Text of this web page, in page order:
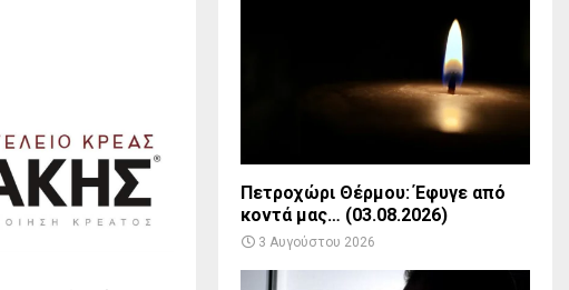
Πετροχώρι Θέρμου: Έφυγε από
κοντά μας… (03.08.2026)
3 Αυγούστου 2026